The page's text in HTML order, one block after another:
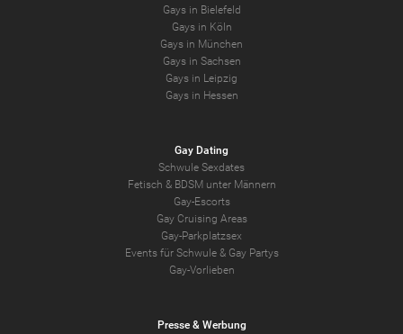
Gays in Bielefeld
Gays in Köln
Gays in München
Gays in Sachsen
Gays in Leipzig
Gays in Hessen
Gay Dating
Schwule Sexdates
Fetisch & BDSM unter Männern
Gay-Escorts
Gay Cruising Areas
Gay-Parkplatzsex
Events für Schwule & Gay Partys
Gay-Vorlieben
Presse & Werbung